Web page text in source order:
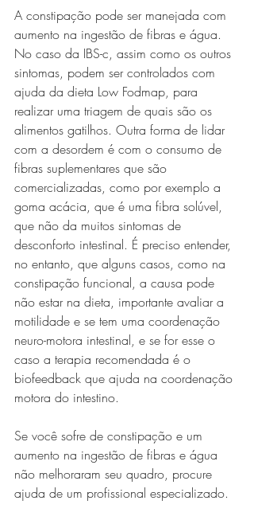
A constipação pode ser manejada com
aumento na ingestão de fibras e água.
No caso da IBS-c, assim como os outros
sintomas, podem ser controlados com
ajuda da dieta Low Fodmap, para
realizar uma triagem de quais são os
alimentos gatilhos. Outra forma de lidar
com a desordem é com o consumo de
fibras suplementares que são
comercializadas, como por exemplo a
goma acácia, que é uma fibra solúvel,
que não da muitos sintomas de
desconforto intestinal. É preciso entender,
no entanto, que alguns casos, como na
constipação funcional, a causa pode
não estar na dieta, importante avaliar a
motilidade e se tem uma coordenação
neuro-motora intestinal, e se for esse o
caso a terapia recomendada é o
biofeedback que ajuda na coordenação
motora do intestino.
Se você sofre de constipação e um
aumento na ingestão de fibras e água
não melhoraram seu quadro, procure
ajuda de um profissional especializado.